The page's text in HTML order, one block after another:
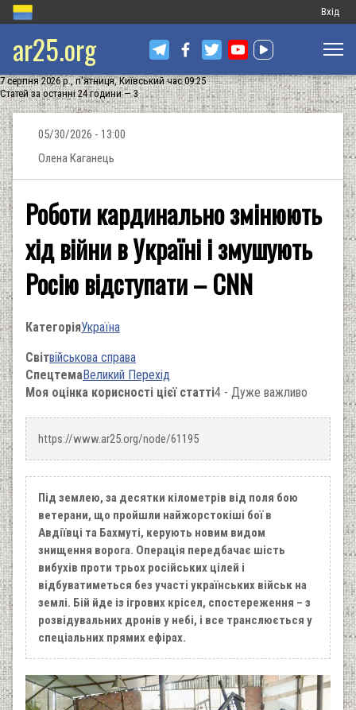
Меню
запису
Вхід
ar25.org
7 серпня 2026 р., п'ятниця, Київський час 09:25
Статей за останні 24 години — 3
05/30/2026 - 13:00
Олена Каганець
Роботи кардинально змінюють
хід війни в Україні і змушують
Росію відступати – CNN
КатегоріяУкраїна
Світвійськова справа
СпецтемаВеликий Перехід
Моя оцінка корисності цієї статті4 - Дуже важливо
https://www.ar25.org/node/61195
Під землею, за десятки кілометрів від поля бою
ветерани, що пройшли найжорстокіші бої в
Авдіївці та Бахмуті, керують новим видом
знищення ворога. Операція передбачає шість
вибухів проти трьох російських цілей і
відбуватиметься без участі українських військ на
землі. Бій йде із ігрових крісел, спостереження – з
розвідувальних дронів у небі, і все транслюється у
спеціальних прямих ефірах.